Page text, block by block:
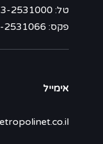
טל: 073-2531000
פקס: 073-2531066
אימייל